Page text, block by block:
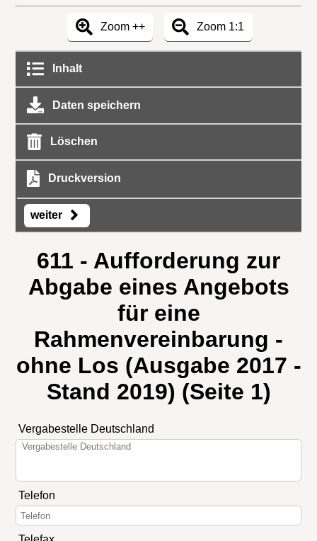
Zoom ++ Zoom 1:1
Inhalt
Daten speichern
Löschen
Druckversion
weiter
611 - Aufforderung zur
Abgabe eines Angebots
für eine
Rahmenvereinbarung -
ohne Los (Ausgabe 2017 -
Stand 2019) (Seite 1)
Vergabestelle Deutschland
Telefon